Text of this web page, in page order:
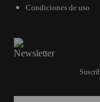
Condiciones de uso